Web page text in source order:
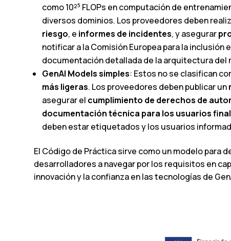
como 10²⁵ FLOPs en computación de
diversos dominios. Los proveedores deben
riesgo, e informes de incidentes, y asegurar
notificar a la Comisión Europea para la inclusión
documentación detallada de la arquitectura del
GenAI Models simples: Estos no se clasifican
más ligeras. Los proveedores deben publicar un
asegurar el cumplimiento de derechos de autor
documentación técnica para los usuarios
deben estar etiquetados y los usuarios
El Código de Práctica sirve como un modelo para
desarrolladores a navegar por los requisitos en
innovación y la confianza en las tecnologías de